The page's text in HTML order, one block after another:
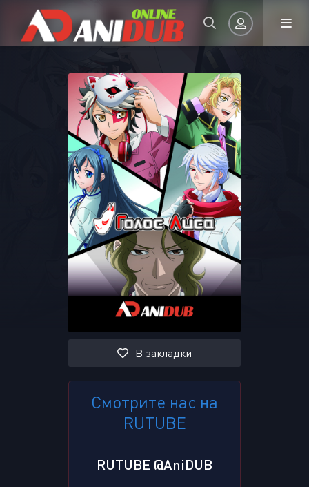
Авторизация
Запомнить
ВОЙТИ НА САЙТ
Регистрация Восстановить пароль
Или войти через
В закладки
Смотрите нас на
RUTUBE
RUTUBE @AniDUB